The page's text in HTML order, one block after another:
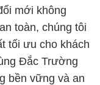
mới không
toàn, chúng tôi
tối ưu cho khách
Đắc Trường
bền vững và an